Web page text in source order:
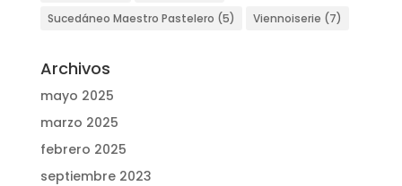
Sucedáneo Maestro Pastelero (5) Viennoiserie (7)
Archivos
mayo 2025
marzo 2025
febrero 2025
septiembre 2023